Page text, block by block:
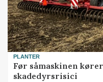
PLANTER
Før såmaskinen
skadedyrsrisici